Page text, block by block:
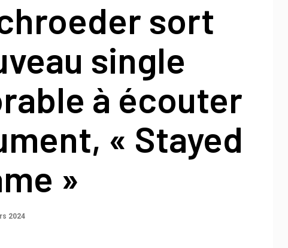
sort
single
à écouter
« Stayed
»
2024